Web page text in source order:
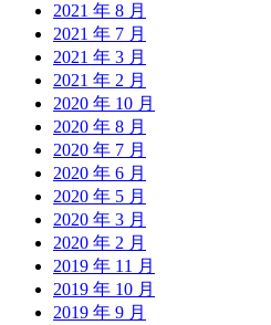
2021 年 8 月
2021 年 7 月
2021 年 3 月
2021 年 2 月
2020 年 10 月
2020 年 8 月
2020 年 7 月
2020 年 6 月
2020 年 5 月
2020 年 3 月
2020 年 2 月
2019 年 11 月
2019 年 10 月
2019 年 9 月